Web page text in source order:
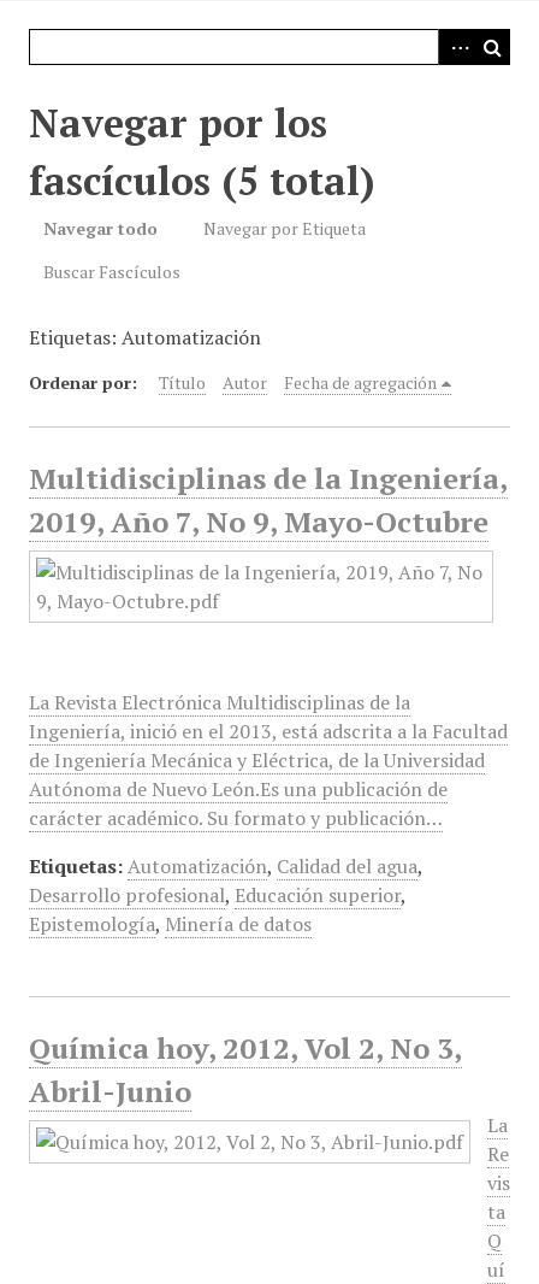
Navegar por los
fascículos (5 total)
Navegar todo
Navegar por Etiqueta
Buscar Fascículos
Etiquetas: Automatización
Ordenar por: Título Autor Fecha de agregación
Multidisciplinas de la Ingeniería,
2019, Año 7, No 9, Mayo-Octubre
La Revista Electrónica Multidisciplinas de la
Ingeniería, inició en el 2013, está adscrita a la Facultad
de Ingeniería Mecánica y Eléctrica, de la Universidad
Autónoma de Nuevo León.Es una publicación de
carácter académico. Su formato y publicación…
Etiquetas: Automatización, Calidad del agua,
Desarrollo profesional, Educación superior,
Epistemología, Minería de datos
Química hoy, 2012, Vol 2, No 3,
Abril-Junio
La
Re
vis
ta
Q
uí